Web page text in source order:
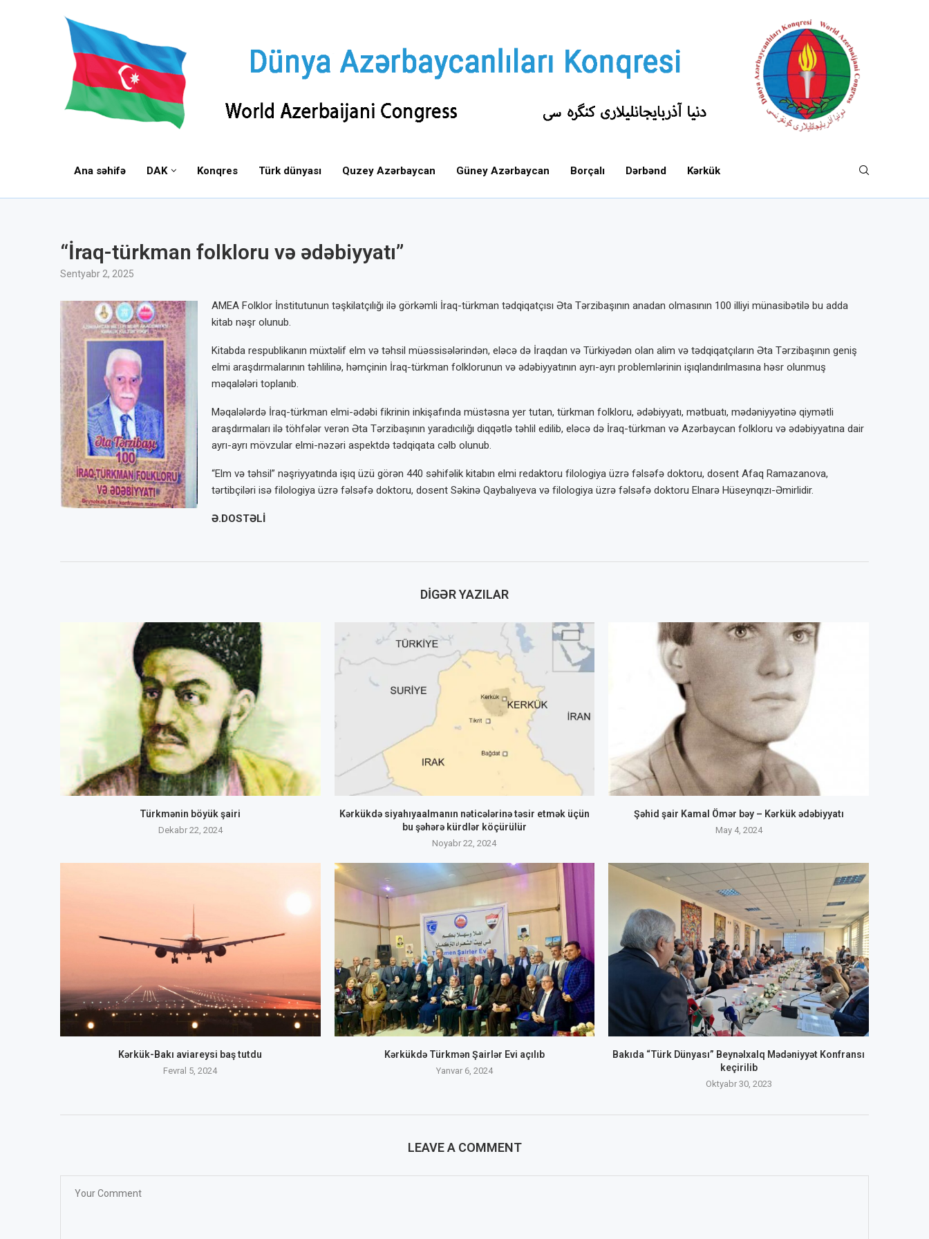
Ana səhifə DAK Konqres Türk dünyası Quzey Azərbaycan Güney Azərbaycan Borçalı Dərbənd Kərkük
“İraq-türkman folkloru və ədəbiyyatı”
Sentyabr 2, 2025
AMEA Folklor İnstitutunun təşkilatçılığı ilə görkəmli İraq-türkman tədqiqatçısı Əta Tərzibaşının anadan olmasının 100 illiyi münasibətilə bu adda
kitab nəşr olunub.
Kitabda respublikanın müxtəlif elm və təhsil müəssisələrindən, eləcə də İraqdan və Türkiyədən olan alim və tədqiqatçıların Əta Tərzibaşının geniş
elmi araşdırmalarının təhlilinə, həmçinin İraq-türkman folklorunun və ədəbiyyatının ayrı-ayrı problemlərinin işıqlandırılmasına həsr olunmuş
məqalələri toplanıb.
Məqalələrdə İraq-türkman elmi-ədəbi fikrinin inkişafında müstəsna yer tutan, türkman folkloru, ədəbiyyatı, mətbuatı, mədəniyyətinə qiymətli
araşdırmaları ilə töhfələr verən Əta Tərzibaşının yaradıcılığı diqqətlə təhlil edilib, eləcə də İraq-türkman və Azərbaycan folkloru və ədəbiyyatına dair
ayrı-ayrı mövzular elmi-nəzəri aspektdə tədqiqata cəlb olunub.
“Elm və təhsil” nəşriyyatında işıq üzü görən 440 səhifəlik kitabın elmi redaktoru filologiya üzrə fəlsəfə doktoru, dosent Afaq Ramazanova,
tərtibçiləri isə filologiya üzrə fəlsəfə doktoru, dosent Səkinə Qaybalıyeva və filologiya üzrə fəlsəfə doktoru Elnarə Hüseynqızı-Əmirlidir.
Ə.DOSTƏLİ
DIGƏR YAZILAR
Türkmənin böyük şairi
Dekabr 22, 2024
Kərkükdə siyahıyaalmanın nəticələrinə təsir etmək üçün
bu şəhərə kürdlər köçürülür
Noyabr 22, 2024
Şəhid şair Kamal Ömər bəy – Kərkük ədəbiyyatı
May 4, 2024
Kərkük-Bakı aviareysi baş tutdu
Fevral 5, 2024
Kərkükdə Türkmən Şairlər Evi açılıb
Yanvar 6, 2024
Bakıda “Türk Dünyası” Beynəlxalq Mədəniyyət Konfransı
keçirilib
Oktyabr 30, 2023
LEAVE A COMMENT